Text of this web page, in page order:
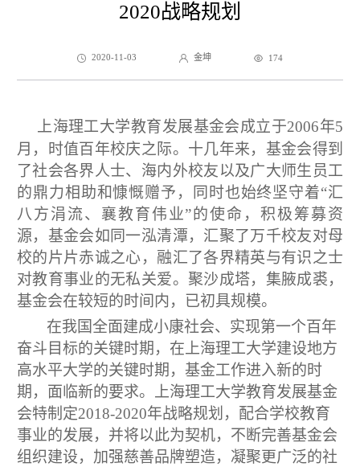
2020战略规划
2020-11-03 金坤 174
上海理工大学教育发展基金会成立于2006年5
月，时值百年校庆之际。十几年来，基金会得到
了社会各界人士、海内外校友以及广大师生员工
的鼎力相助和慷慨赠予，同时也始终坚守着“汇
八方涓流、襄教育伟业”的使命，积极筹募资
源，基金会如同一泓清潭，汇聚了万千校友对母
校的片片赤诚之心，融汇了各界精英与有识之士
对教育事业的无私关爱。聚沙成塔，集腋成裘，
基金会在较短的时间内，已初具规模。
在我国全面建成小康社会、实现第一个百年
奋斗目标的关键时期，在上海理工大学建设地方
高水平大学的关键时期，基金工作进入新的时
期，面临新的要求。上海理工大学教育发展基金
会特制定2018-2020年战略规划，配合学校教育
事业的发展，并将以此为契机，不断完善基金会
组织建设，加强慈善品牌塑造，凝聚更广泛的社